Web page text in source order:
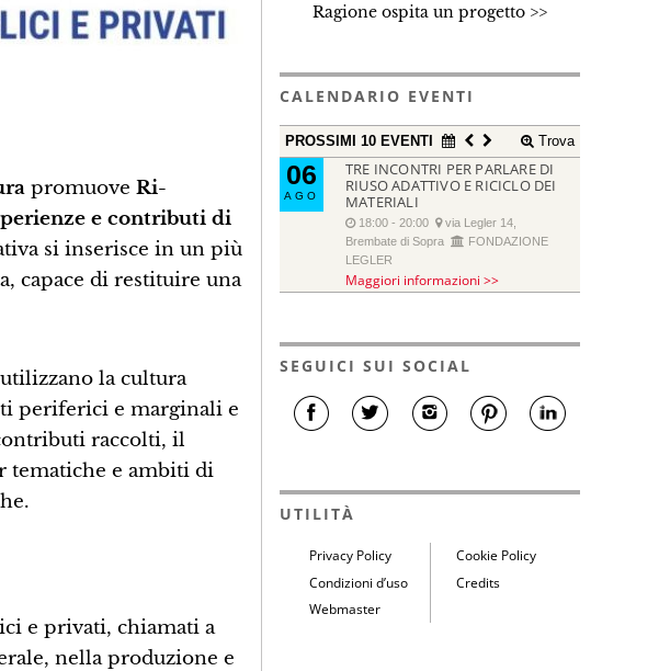
promuove Ri-
e contributi di
si inserisce in un più
capace di restituire una
la cultura
periferici e marginali e
raccolti, il
tematiche e ambiti di
e privati, chiamati a
nella produzione e
Ragione ospita un progetto >>
CALENDARIO EVENTI
PROSSIMI 10 EVENTI Trova
06
AGO
TRE INCONTRI PER PARLARE DI
RIUSO ADATTIVO E RICICLO DEI
MATERIALI
18:00 - 20:00
via Legler 14,
Brembate di Sopra
FONDAZIONE
LEGLER
Maggiori informazioni >>
SEGUICI SUI SOCIAL
UTILITÀ
Privacy Policy
Cookie Policy
Condizioni d’uso
Credits
Webmaster